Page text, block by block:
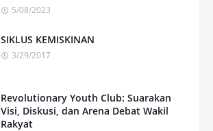
5/08/2023
SIKLUS KEMISKINAN
3/29/2017
Revolutionary Youth Club: Suarakan
Visi, Diskusi, dan Arena Debat Wakil
Rakyat